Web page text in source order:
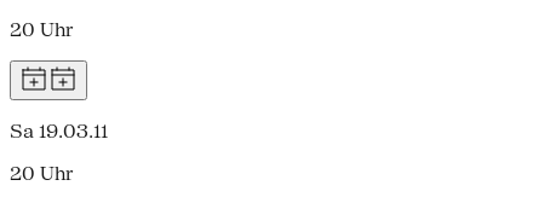
20 Uhr
Sa 19.03.11
20 Uhr